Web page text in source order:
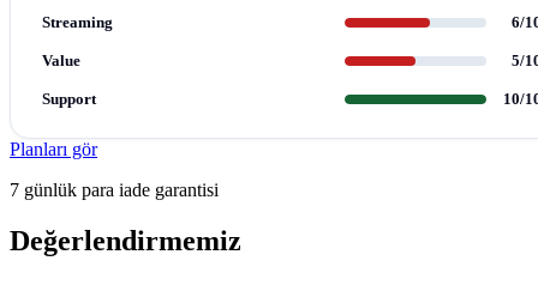
Streaming 6/
Value 5/
Support 10/
Planları gör
7 günlük para iade garantisi
Değerlendirmemiz